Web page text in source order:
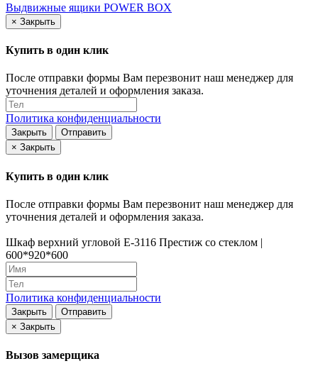
Выдвижные ящики POWER BOX
× Закрыть
Купить в один клик
После отправки формы Вам перезвонит наш менеджер для
уточнения деталей и оформления заказа.
Политика конфиденциальности
Закрыть
Отправить
× Закрыть
Купить в один клик
После отправки формы Вам перезвонит наш менеджер для
уточнения деталей и оформления заказа.
Шкаф верхний угловой Е-3116 Престиж со стеклом |
600*920*600
Политика конфиденциальности
Закрыть
Отправить
× Закрыть
Вызов замерщика